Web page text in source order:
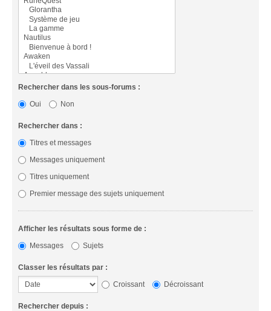
Rechercher dans les sous-forums :
Oui
Non
Rechercher dans :
Titres et messages
Messages uniquement
Titres uniquement
Premier message des sujets uniquement
Afficher les résultats sous forme de :
Messages
Sujets
Classer les résultats par :
Croissant
Décroissant
Rechercher depuis :